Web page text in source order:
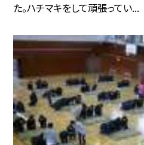
た。ハチマキをして頑張ってい...